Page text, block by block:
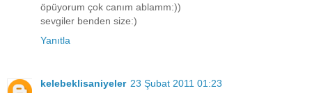
öpüyorum çok canım ablamm:))
sevgiler benden size:)
Yanıtla
kelebeklisaniyeler 23 Şubat 2011 01:23